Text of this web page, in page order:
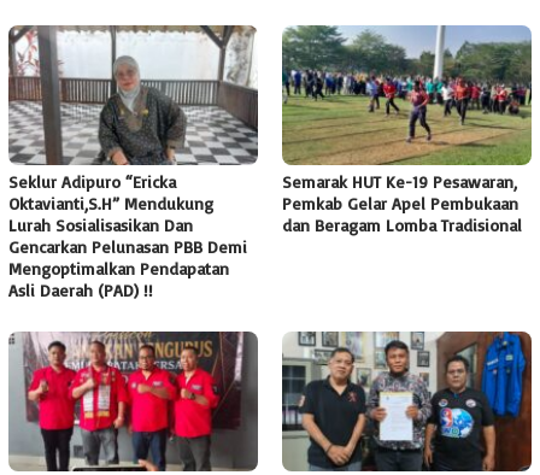
Seklur Adipuro “Ericka
Oktavianti,S.H” Mendukung
Lurah Sosialisasikan Dan
Gencarkan Pelunasan PBB Demi
Mengoptimalkan Pendapatan
Asli Daerah (PAD) !!
Semarak HUT Ke-19 Pesawaran,
Pemkab Gelar Apel Pembukaan
dan Beragam Lomba Tradisional